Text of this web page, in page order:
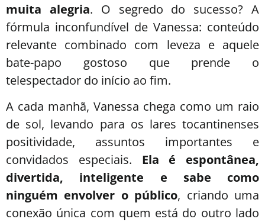
muita alegria. O segredo do sucesso? A
fórmula inconfundível de Vanessa: conteúdo
relevante combinado com leveza e aquele
bate-papo gostoso que prende o
telespectador do início ao fim.
A cada manhã, Vanessa chega como um raio
de sol, levando para os lares tocantinenses
positividade, assuntos importantes e
convidados especiais. Ela é espontânea,
divertida, inteligente e sabe como
ninguém envolver o público, criando uma
conexão única com quem está do outro lado